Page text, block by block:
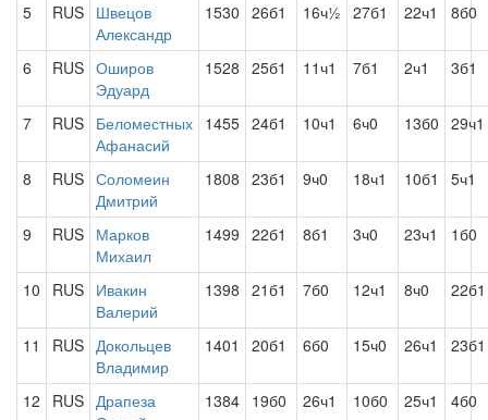
5 RUS Швецов
Александр
1530 26б1 16ч½ 27б1 22ч1 8б0
6 RUS Оширов
Эдуард
1528 25б1 11ч1 7б1 2ч1 3б1
7 RUS Беломестных
Афанасий
1455 24б1 10ч1 6ч0 13б0 29ч1
8 RUS Соломеин
Дмитрий
1808 23б1 9ч0 18ч1 10б1 5ч1
9 RUS Марков
Михаил
1499 22б1 8б1 3ч0 23ч1 1б0
10 RUS Ивакин
Валерий
1398 21б1 7б0 12ч1 8ч0 22б1
11 RUS Докольцев
Владимир
1401 20б1 6б0 15ч0 26ч1 23б1
12 RUS Драпеза
1384 19б0 26ч1 10б0 25ч1 4б0